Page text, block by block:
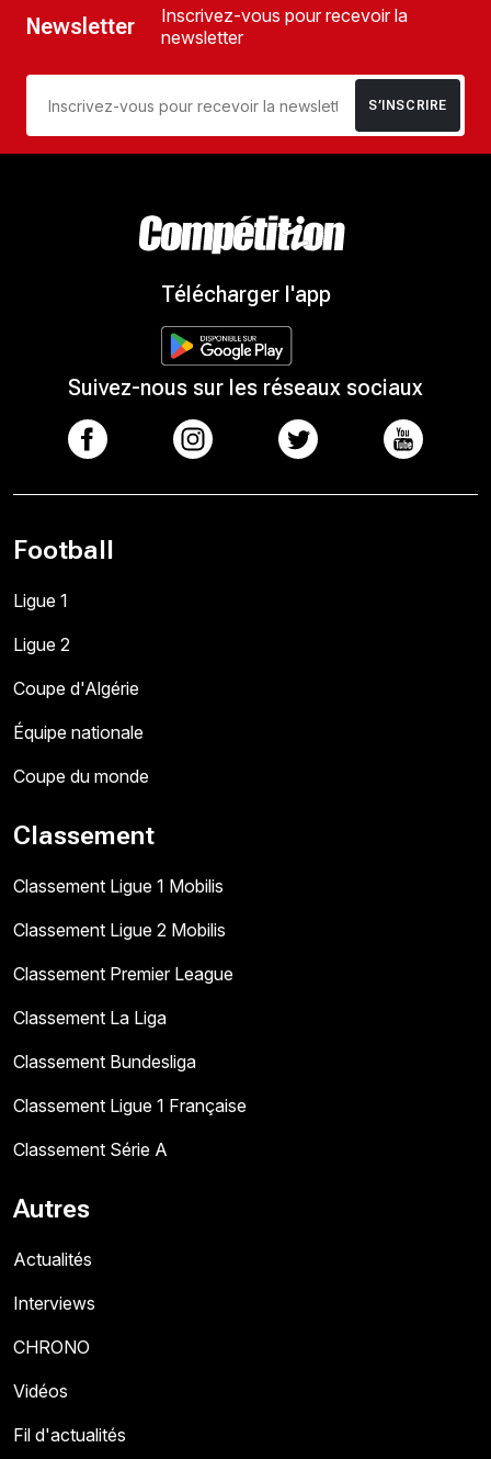
Newsletter
Inscrivez-vous pour recevoir la
newsletter
S’INSCRIRE
Télécharger l'app
Suivez-nous sur les réseaux sociaux
Football
Ligue 1
Ligue 2
Coupe d'Algérie
Équipe nationale
Coupe du monde
Classement
Classement Ligue 1 Mobilis
Classement Ligue 2 Mobilis
Classement Premier League
Classement La Liga
Classement Bundesliga
Classement Ligue 1 Française
Classement Série A
Autres
Actualités
Interviews
CHRONO
Vidéos
Fil d'actualités